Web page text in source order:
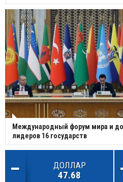
Международный форум мира и
лидеров 16 государств
ДОЛЛАР
47.68